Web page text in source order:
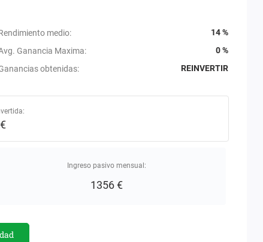
medio:
14 %
Ganancia Maxima:
0 %
obtenidas: REINVERTIR
Ingreso pasivo mensual :
1356 €